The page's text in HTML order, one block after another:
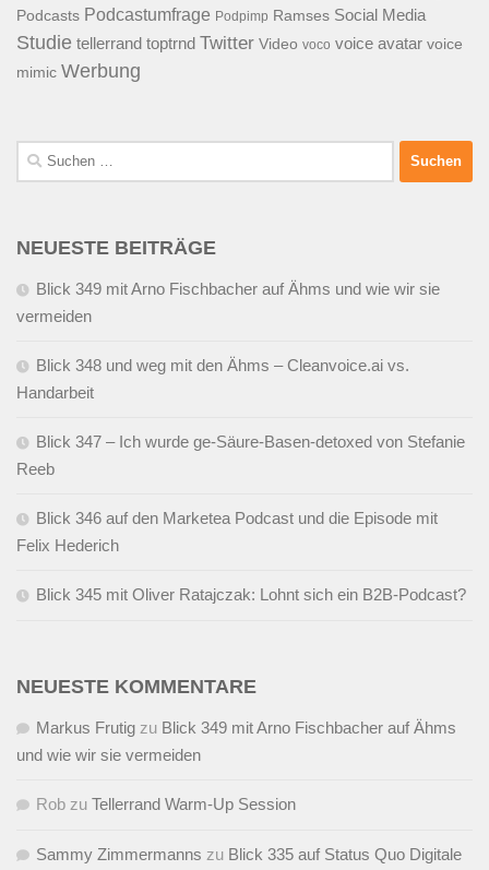
Podcasts Podcastumfrage Podpimp Ramses Social Media
Studie tellerrand toptrnd Twitter Video voco voice avatar voice
mimic Werbung
Suchen
nach:
NEUESTE BEITRÄGE
Blick 349 mit Arno Fischbacher auf Ähms und wie wir sie
vermeiden
Blick 348 und weg mit den Ähms – Cleanvoice.ai vs.
Handarbeit
Blick 347 – Ich wurde ge-Säure-Basen-detoxed von Stefanie
Reeb
Blick 346 auf den Marketea Podcast und die Episode mit
Felix Hederich
Blick 345 mit Oliver Ratajczak: Lohnt sich ein B2B-Podcast?
NEUESTE KOMMENTARE
Markus Frutig zu Blick 349 mit Arno Fischbacher auf Ähms
und wie wir sie vermeiden
Rob zu Tellerrand Warm-Up Session
Sammy Zimmermanns zu Blick 335 auf Status Quo Digitale